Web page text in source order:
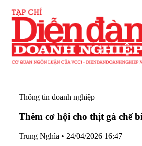
Thông tin doanh nghiệp
Thêm cơ hội cho thịt gà chế
Trung Nghĩa • 24/04/2026 16:47